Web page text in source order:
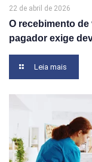
22 de abril de 2026
O recebimento
pagador exige
Leia mais